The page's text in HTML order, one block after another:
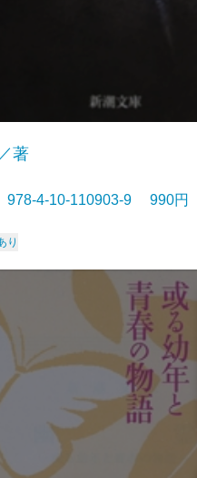
著
4-10-110903-9 990円
り